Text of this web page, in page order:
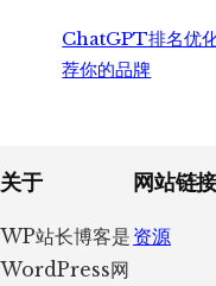
ChatGPT排名优
荐你的品牌
Footer
关于
WP站长博客是
WordPress网
网站链
资源